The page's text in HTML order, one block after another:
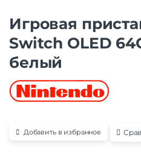
Игровая
Switch OLED
белый
Добавить в избранное